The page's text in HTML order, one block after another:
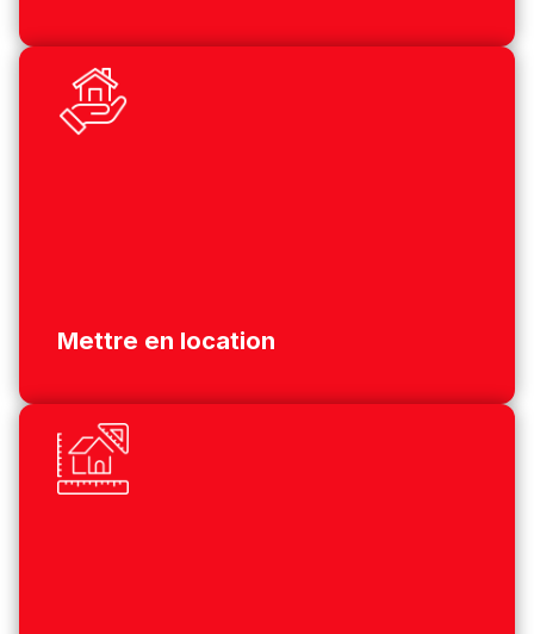
Mettre en location